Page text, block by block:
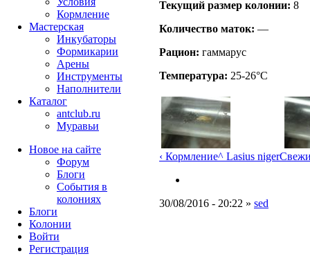
Текущий размер кoлонии: 8
Количество маток: —
Рацион: гаммарус
Температура: 25-26°C
‹ Кормление^ Lasius niger
30/08/2016 - 20:22 » sed
Кормление
Мастерская
Инкубаторы
Формикарии
Арены
Инструменты
Наполнители
Каталог
antclub.ru
Муравьи
Новое на сайте
Форум
Блоги
События в
колониях
Блоги
Колонии
Войти
Peгиcтpaция